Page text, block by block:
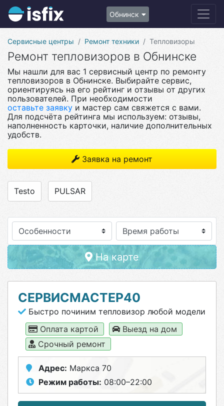
Обнинск
Сервисные центры Ремонт техники Тепловизоры
Ремонт тепловизоров в Обнинске
Мы нашли для вас 1 сервисный центр по ремонту
тепловизоров в Обнинске. Выбирайте сервис,
ориентируясь на его рейтинг и отзывы от других
пользователей. При необходимости
оставьте заявку и мастер сам свяжется с вами.
Для подсчёта рейтинга мы используем: отзывы,
наполненность карточки, наличие дополнительных
удобств.
Заявка на ремонт
Testo PULSAR
Особенности
На карте
СЕРВИСМАСТЕР40
Быстро починим тепловизор любой модели
Оплата картой
Выезд на дом
Срочный ремонт
Адрес: Маркса 70
Режим работы: 08:00–22:00